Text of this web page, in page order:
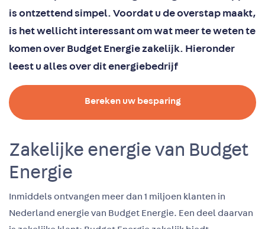
is ontzettend simpel. Voordat u de overstap maakt,
is het wellicht interessant om wat meer te weten te
komen over Budget Energie zakelijk. Hieronder
leest u alles over dit energiebedrijf
Bereken uw besparing
Zakelijke energie van Budget
Energie
Inmiddels ontvangen meer dan 1 miljoen klanten in
Nederland energie van Budget Energie. Een deel daarvan